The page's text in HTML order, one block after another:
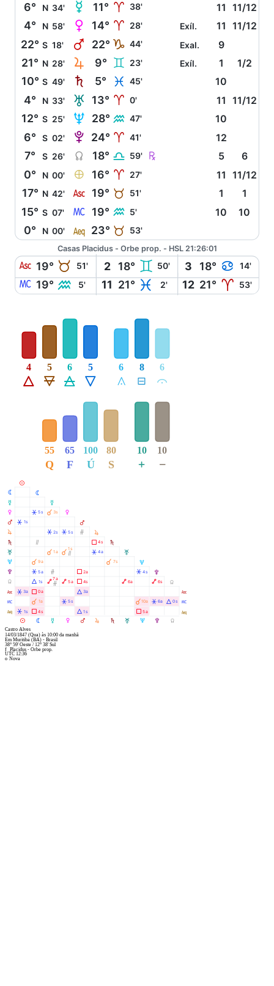
6° N 34' O 11° A 38' 11 11/12
4° N 58' P 14° A 28' Exíl. 11 11/12
22° S 18' Q 22° J 44' Exal. 9
21° N 28' R 9° C 23' Exíl. 1 1/2
10° S 49' S 5° L 45' 10
4° N 33' T 13° A 0' 11 11/12
12° S 25' U 28° K 47' 10
6° S 02' V 24° A 41' 12
7° S 26' Y 18° G 59' Ç 5 6
0° N 00' È 16° A 27' 11 11/12
17° N 42' W 19° B 51' 1 1
15° S 07' X 19° K 5' 10 10
0° N 00' l 23° B 53'
Casas Placidus - Orbe prop. - HSL 21:26:01
W 19° B 51' 2 18° C 50' 3 18° D 14'
X 19° K 5' 11 21° L 2' 12 21° A 53'
Á
4
Ë
5
Ô
6
Ê
5
Å
6
É
8
Ă
6
Q
55
F
65
Ú
100
S
80
+
10
−
10
M
M
N
N
N
O
O
O
P
P
P
Q
Q
Q
R
R
R
S
S
S
T
T
T
U
U
U
V
V
V
Y
Y
Y
W
W
X
X
l
l
Â 1s
Â 1s
Â 3a
Â 5s
Ò
À 9a
Â 5a
Á 1s
4s
Ã 0a
À 1a
À 3s
Â 2s
À 1a
Ó
Ä Ó
7a
Â 5s
À Ò
1s
Ä 5a
Â 5s
Ó
Ã 2a
4s
Á 1s
Á 3a
Ã 4s
Â 4a
À 7s
Ä 6a
Â 4s
5a
À10a
Ä 6s
Â 6a Á 0s
Castro Alves
14/03/1847 (Qua) às 10:00 da manhã
EmMuritiba (BA) - Brasil
38° 59' Oeste /12° 38' Sul
f Placidus - Orbe prop.
UTC 12:36
Nova
o